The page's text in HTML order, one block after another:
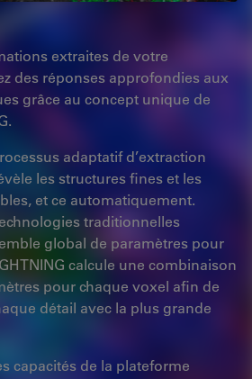
extraites de votre
des réponses approfondies aux
grâce au concept unique de
adaptatif d’extraction
les structures fines et les
et ce automatiquement.
traditionnelles
global de paramètres pour
calcule une combinaison
pour chaque voxel afin de
détail avec la plus grande
capacités de la plateforme